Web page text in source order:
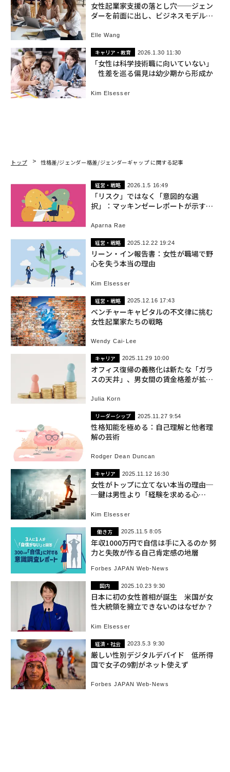
女性起業家支援の落とし穴──ジェン
ダーを前面に出し、ビジネスモデルを
Elle Wang
キャリア・教育 2026.1.30 11:30
「女性は科学技術職に向いていない」
性差を巡る偏見は幼少期から形成か
Kim Elsesser
トップ 性格差/ジェンダー格差/ジェンダーギャップ に関する記事
経営・戦略 2026.1.5 16:49
「リスク」ではなく「意図的な選
択」：マッキンゼーレポートが示す企
Aparna Rae
経営・戦略 2025.12.22 19:24
リーン・イン報告書：女性が職場で野
心を失う本当の理由
Kim Elsesser
経営・戦略 2025.12.16 17:43
ベンチャーキャピタルの不文律に挑む
女性起業家たちの戦略
Wendy Cai-Lee
キャリア 2025.11.29 10:00
オフィス復帰の義務化は新たな「ガラ
スの天井」、男女間の賃金格差が拡
Julia Korn
リーダーシップ 2025.11.27 9:54
性格知能を極める：自己理解と他者理
解の芸術
Rodger Dean Duncan
キャリア 2025.11.12 16:30
女性がトップに立てない本当の理由─
─鍵は男性より「経験を求める心
Kim Elsesser
働き方 2025.11.5 8:05
年収1000万円で自信は手に入るのか 努
力と失敗が作る自己肯定感の地層
Forbes JAPAN Web-News
国内 2025.10.23 9:30
日本に初の女性首相が誕生 米国が女
性大統領を擁立できないのはなぜか？
Kim Elsesser
経済・社会 2023.5.3 9:30
厳しい性別デジタルデバイド 低所得
国で女子の9割がネット使えず
Forbes JAPAN Web-News